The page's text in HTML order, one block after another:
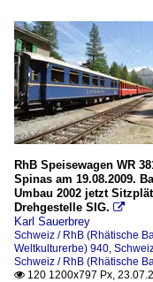
RhB Speisewagen WR
Spinas am 19.08.2009.
Umbau 2002 jetzt
Drehgestelle SIG. 
Karl Sauerbrey
Schweiz / RhB (Rhätische
Weltkulturerbe) 940,
Schweiz / RhB (Rhätische
 120 1200x797 Px,